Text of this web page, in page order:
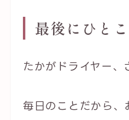
最後にひとこ
たかがドライヤー、
毎日のことだから、